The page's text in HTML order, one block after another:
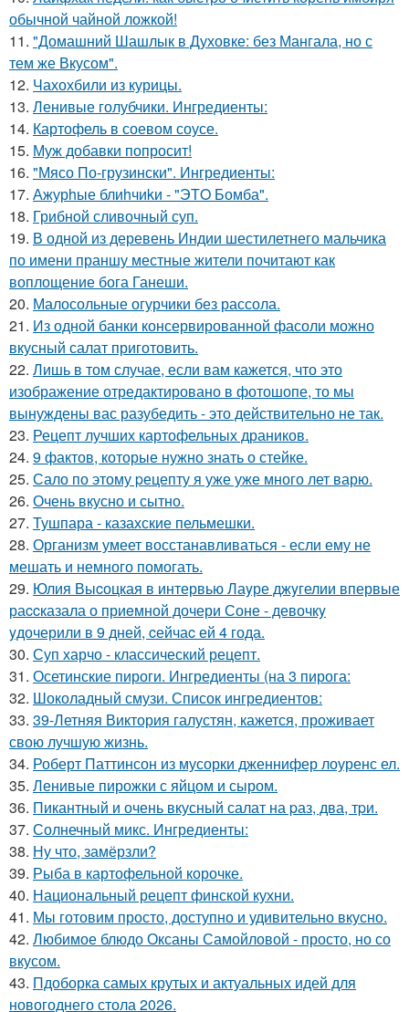
обычной чайной ложкой!
11. "Домашний Шашлык в Духовке: без Мангала, но с
тем же Вкусом".
12. Чахохбили из курицы.
13. Ленивые голубчики. Ингредиенты:
14. Картофель в соевом соусе.
15. Муж добавки попросит!
16. "Мясо По-грузински". Ингредиенты:
17. Ажурhые блиhчиkи - "ЭТO Бомба".
18. Грибнoй сливочный суп.
19. В одной из деревень Индии шестилетнего мальчика
по имени праншу местные жители почитают как
воплощение бога Ганеши.
20. Малосольные огурчики без рассола.
21. Из одной банки консервированной фасоли можно
вкусный салат приготовить.
22. Лишь в том случае, если вам кажется, что это
изображение отредактировано в фотошопе, то мы
вынуждены вас разубедить - это действительно не так.
23. Рецепт лучших картофельных драников.
24. 9 фактов, которые нужно знать о стейке.
25. Сало по этому pецепту я уже уже много лет варю.
26. Очень вкусно и сытно.
27. Тушпара - казахские пельмешки.
28. Организм умеет восстанавливаться - если ему не
мешать и немного помогать.
29. Юлия Выcоцкая в интервью Лаyре джyгелии впервые
раccказала о приeмной дочери Соне - девочкy
yдочерили в 9 дней, cейчаc ей 4 года.
30. Суп харчо - классический рецепт.
31. Осетинские пироги. Ингредиенты (на 3 пирога:
32. Шоколадный смузи. Список ингредиентов:
33. 39-Летняя Виктория галустян, кажется, проживает
свою лучшую жизнь.
34. Роберт Паттинсон из мусорки дженнифер лоуренс ел.
35. Ленивые пирожки с яйцом и сыром.
36. Пикантный и очень вкусный салат на pаз, два, тpи.
37. Солнечный микс. Ингредиенты:
38. Ну что, замёрзли?
39. Рыба в картофельной корочке.
40. Национальный рецепт финской кухни.
41. Мы готовим просто, доступно и удивительно вкусно.
42. Любимое блюдо Оксаны Самойловой - просто, но со
вкусом.
43. Пдоборка самых крутых и актуальных идей для
новогоднего стола 2026.